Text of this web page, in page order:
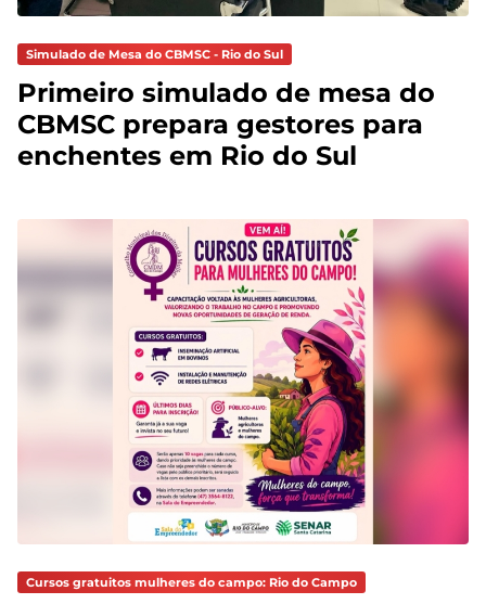
Simulado de Mesa do CBMSC - Rio do Sul
Primeiro simulado de mesa do
CBMSC prepara gestores para
enchentes em Rio do Sul
Cursos gratuitos mulheres do campo: Rio do Campo